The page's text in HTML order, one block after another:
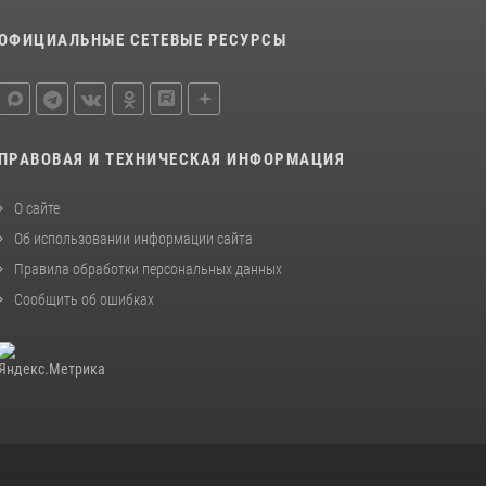
14 июля 2026, 06:44
Приглашаем молодежь Костромской области
получить образование в ВУЗах Росгвардии
СЕТЕВЫЕ РЕСУРСЫ
ПРАВОВАЯ И ТЕХНИЧЕСКАЯ ИНФОРМАЦИЯ
О сайте
Об использовании информации сайта
Правила обработки персональных данных
Сообщить об ошибках